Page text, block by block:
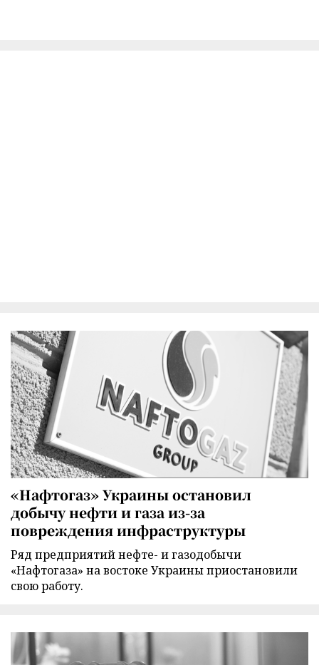
«Нафтогаз» Украины остановил
добычу нефти и газа из-за
повреждения инфраструктуры
Ряд предприятий нефте- и газодобычи
«Нафтогаза» на востоке Украины приостановили
свою работу.